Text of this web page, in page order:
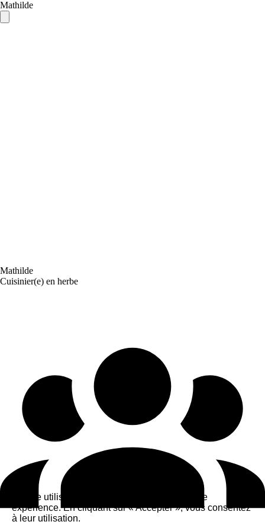
Mathilde
Mathilde
Cuisinier(e) en herbe
Ce site utilise des cookies pour améliorer votre
expérience. En cliquant sur « Accepter », vous consentez
à leur utilisation.